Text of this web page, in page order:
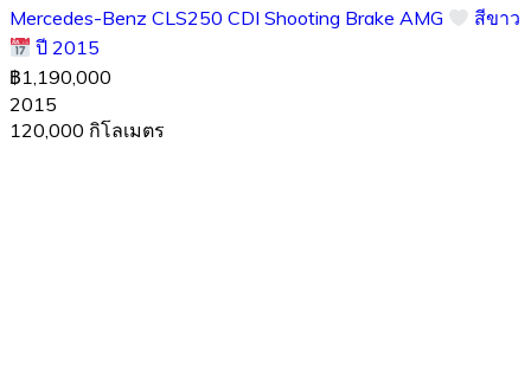
Mercedes-Benz CLS250 CDI Shooting Brake AMG
สีขาว
ปี 2015
฿1,190,000
2015
120,000 กิโลเมตร